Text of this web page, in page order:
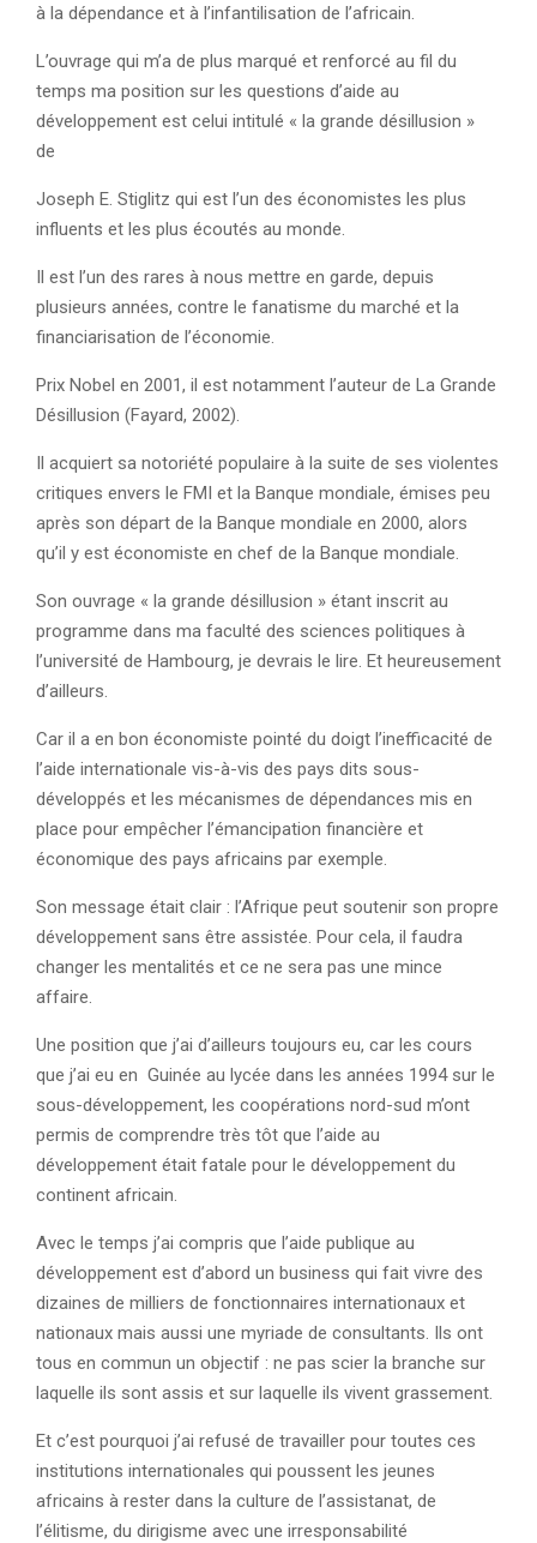
à la dépendance et à l’infantilisation de l’africain.
L’ouvrage qui m’a de plus marqué et renforcé au fil du
temps ma position sur les questions d’aide au
développement est celui intitulé « la grande désillusion »
de
Joseph E. Stiglitz qui est l’un des économistes les plus
influents et les plus écoutés au monde.
Il est l’un des rares à nous mettre en garde, depuis
plusieurs années, contre le fanatisme du marché et la
financiarisation de l’économie.
Prix Nobel en 2001, il est notamment l’auteur de La Grande
Désillusion (Fayard, 2002).
Il acquiert sa notoriété populaire à la suite de ses violentes
critiques envers le FMI et la Banque mondiale, émises peu
après son départ de la Banque mondiale en 2000, alors
qu’il y est économiste en chef de la Banque mondiale.
Son ouvrage « la grande désillusion » étant inscrit au
programme dans ma faculté des sciences politiques à
l’université de Hambourg, je devrais le lire. Et heureusement
d’ailleurs.
Car il a en bon économiste pointé du doigt l’inefficacité de
l’aide internationale vis-à-vis des pays dits sous-
développés et les mécanismes de dépendances mis en
place pour empêcher l’émancipation financière et
économique des pays africains par exemple.
Son message était clair : l’Afrique peut soutenir son propre
développement sans être assistée. Pour cela, il faudra
changer les mentalités et ce ne sera pas une mince
affaire.
Une position que j’ai d’ailleurs toujours eu, car les cours
que j’ai eu en Guinée au lycée dans les années 1994 sur le
sous-développement, les coopérations nord-sud m’ont
permis de comprendre très tôt que l’aide au
développement était fatale pour le développement du
continent africain.
Avec le temps j’ai compris que l’aide publique au
développement est d’abord un business qui fait vivre des
dizaines de milliers de fonctionnaires internationaux et
nationaux mais aussi une myriade de consultants. Ils ont
tous en commun un objectif : ne pas scier la branche sur
laquelle ils sont assis et sur laquelle ils vivent grassement.
Et c’est pourquoi j’ai refusé de travailler pour toutes ces
institutions internationales qui poussent les jeunes
africains à rester dans la culture de l’assistanat, de
l’élitisme, du dirigisme avec une irresponsabilité